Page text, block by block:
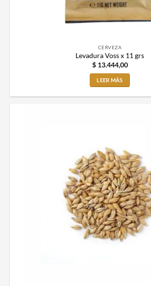
CERVEZA
Levadura Voss x 11 grs
$13.444,00
LEER MÁS